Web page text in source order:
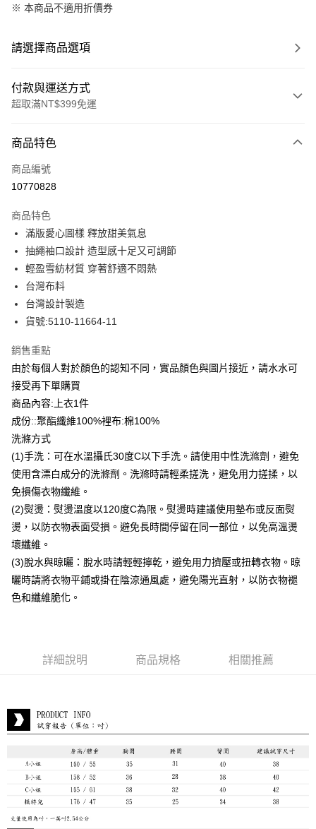
※ 本商品不適用折價券
請選擇商品選項
付款與運送方式
超取滿NT$399免運
信用卡一次付款
信用卡分期付款
合作金庫商業銀行
華南商業銀行
上海商業儲蓄銀行
台北富邦商業銀行
國泰世華商業銀行
臺灣中小企業銀行
匯豐（台灣）商業銀行
聯邦商業銀行
元大商業銀行
台新國際商業銀行
台灣樂天信用卡公司
LINE Pay
Apple Pay
街口支付
悠遊付
ATM付款
貨到付款
運送方式
付款後全家取貨
每筆NT$80，滿NT$399(含以上)免運費
付款後7-11取貨
每筆NT$80，滿NT$888(含以上)免運費
宅配到府
每筆NT$80，滿NT$888(含以上)免運費
貨到付款
每筆NT$80，滿NT$888(含以上)免運費
商品特色
商品編號
10770828
商品特色
滿版愛心圖樣 釋放甜美氣息
抽繩袖口設計 造型感十足又可調節
輕盈雪紡材質 穿著舒適不悶熱
台灣布料
台灣設計製造
貨號:5110-11664-11
銷售重點
由於每個人對於顏色的認知不同，實品顏色與圖片接近，請水水可
接受再下單購買
商品內容:上衣1件
成份::聚酯纖維100%裡布:棉100%
洗滌方式
(1)手洗：可在水溫攝氏30度C以下手洗。請使用中性洗滌劑，避免
使用含漂白成分的洗滌劑。洗滌時請輕柔搓洗，避免用力搓揉，以
免損傷衣物纖維。
(2)熨燙：熨燙溫度以120度C為限。熨燙時建議使用墊布或反面熨
燙，以防衣物表面受損。避免長時間停留在同一部位，以免高溫燙
壞纖維。
(3)脫水與晾曬：脫水時請輕輕擰乾，避免用力擠壓或扭轉衣物。晾
曬時請將衣物平鋪或掛在陰涼通風處，避免陽光直射，以防衣物褪
色和纖維脆化。
詳細說明 商品規格 相關推薦